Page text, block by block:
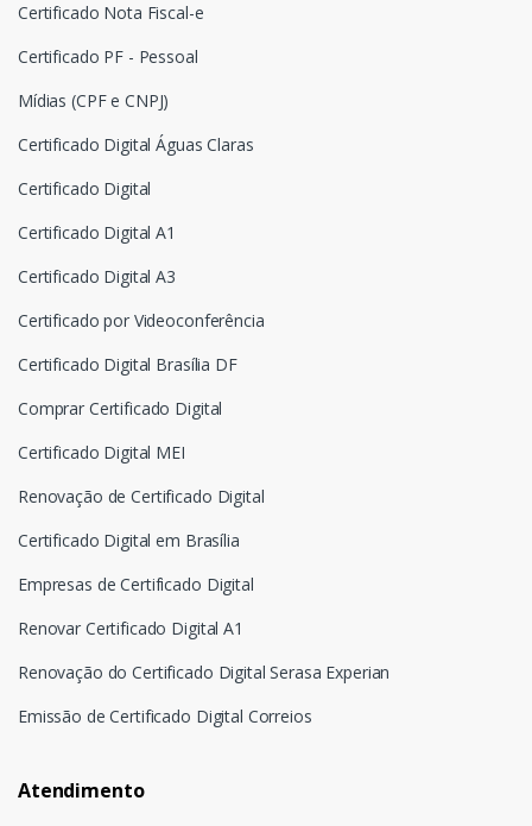
Certificado Nota Fiscal-e
Certificado PF - Pessoal
Mídias (CPF e CNPJ)
Certificado Digital Águas Claras
Certificado Digital
Certificado Digital A1
Certificado Digital A3
Certificado por Videoconferência
Certificado Digital Brasília DF
Comprar Certificado Digital
Certificado Digital MEI
Renovação de Certificado Digital
Certificado Digital em Brasília
Empresas de Certificado Digital
Renovar Certificado Digital A1
Renovação do Certificado Digital Serasa Experian
Emissão de Certificado Digital Correios
Atendimento